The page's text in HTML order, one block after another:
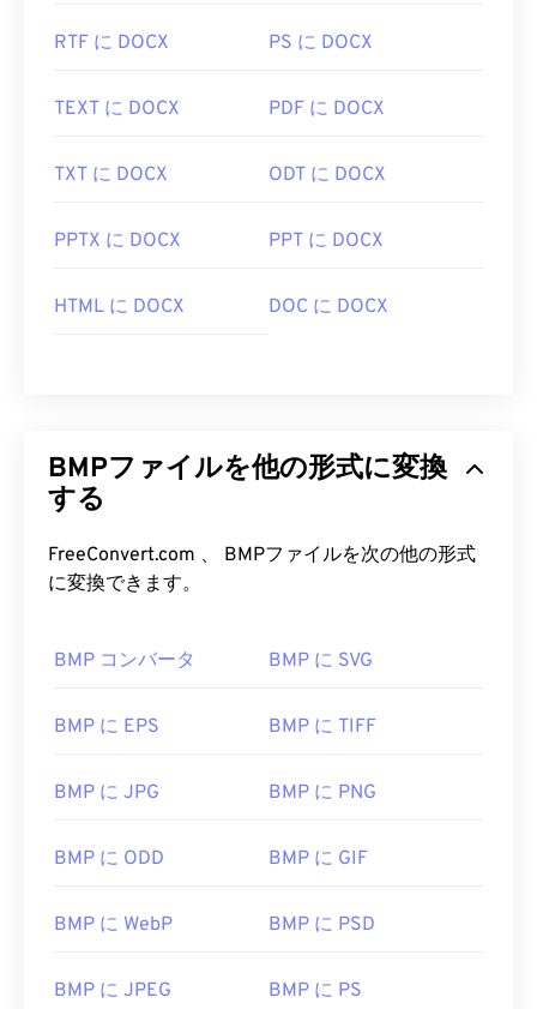
開発元:Microsoft Corporation
役立つリンク:
https://en.wikipedia.org/wiki/BMP_ファイルフォ
ーマット
https://docs.microsoft.com/en-
RTF に DOCX PS に DOCX
TEXT に DOCX PDF に DOCX
TXT に DOCX ODT に DOCX
PPTX に DOCX PPT に DOCX
HTML に DOCX DOC に DOCX
BMPファイルを他の形式に変換
する
FreeConvert.com 、 BMPファイルを次の他の形式
に変換できます。
BMP コンバータ BMP に SVG
BMP に EPS BMP に TIFF
BMP に JPG BMP に PNG
BMP に ODD BMP に GIF
BMP に WebP BMP に PSD
BMP に JPEG BMP に PS